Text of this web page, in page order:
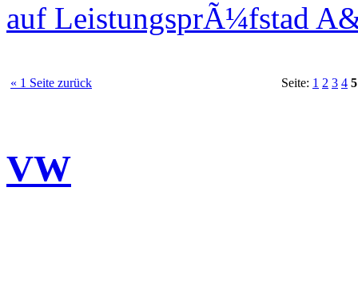
auf LeistungsprÃ¼fstad
« 1 Seite zurück Seite: 1 2 3 4 5
VW